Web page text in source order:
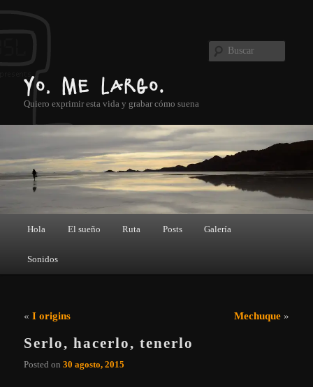
Yo, me largo.
Quiero exprimir esta vida y grabar cómo suena
Buscar
Hola
El sueño Ruta Posts Galería
Sonidos
Navegación de entradas
«I origins Mechuque»
Serlo, hacerlo, tenerlo
Posted on30 agosto, 2015